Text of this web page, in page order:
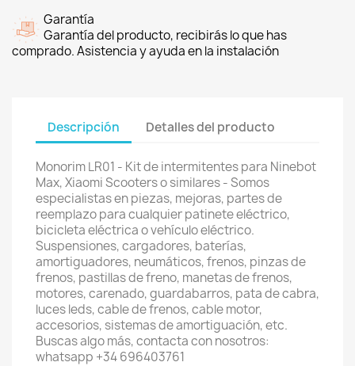
Garantía
Garantía del producto, recibirás lo que has
comprado. Asistencia y ayuda en la instalación
Descripción Detalles del producto
Monorim LR01 - Kit de intermitentes para Ninebot
Max, Xiaomi Scooters o similares - Somos
especialistas en piezas, mejoras, partes de
reemplazo para cualquier patinete eléctrico,
bicicleta eléctrica o vehículo eléctrico.
Suspensiones, cargadores, baterías,
amortiguadores, neumáticos, frenos, pinzas de
frenos, pastillas de freno, manetas de frenos,
motores, carenado, guardabarros, pata de cabra,
luces leds, cable de frenos, cable motor,
accesorios, sistemas de amortiguación, etc.
Buscas algo más, contacta con nosotros:
whatsapp +34 696403761